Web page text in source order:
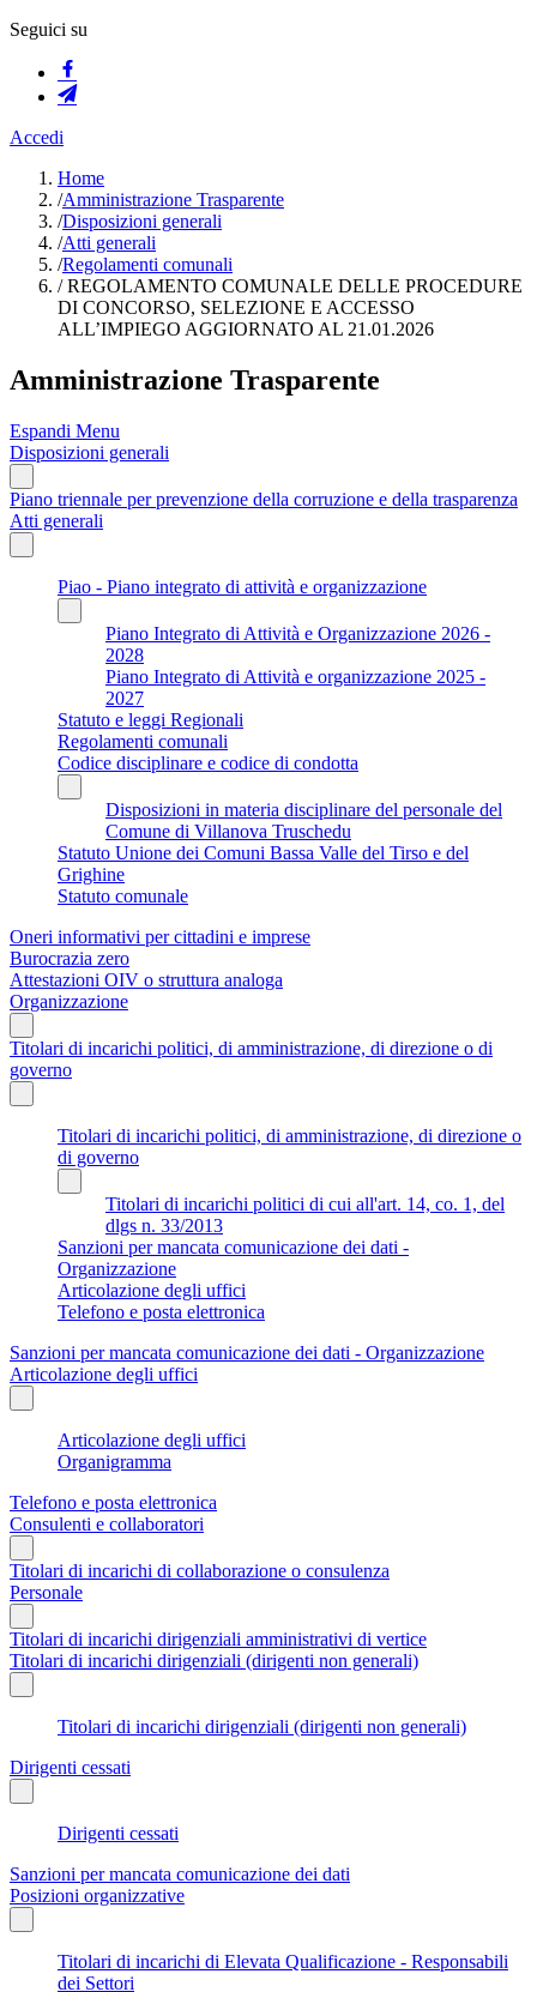
Seguici su
Accedi
Home
/Amministrazione Trasparente
/Disposizioni generali
/Atti generali
/Regolamenti comunali
/REGOLAMENTO COMUNALE DELLE PROCEDURE
DI CONCORSO, SELEZIONE E ACCESSO
ALL’IMPIEGO AGGIORNATO AL 21.01.2026
Amministrazione Trasparente
Espandi Menu
Disposizioni generali
Piano triennale per prevenzione della corruzione e della trasparenza
Atti generali
Piao - Piano integrato di attività e organizzazione
Piano Integrato di Attività e Organizzazione 2026 -
2028
Piano Integrato di Attività e organizzazione 2025 -
2027
Statuto e leggi Regionali
Regolamenti comunali
Codice disciplinare e codice di condotta
Disposizioni in materia disciplinare del personale del
Comune di Villanova Truschedu
Statuto Unione dei Comuni Bassa Valle del Tirso e del
Grighine
Statuto comunale
Oneri informativi per cittadini e imprese
Burocrazia zero
Attestazioni OIV o struttura analoga
Organizzazione
Titolari di incarichi politici, di amministrazione, di direzione o di
governo
Titolari di incarichi politici, di amministrazione, di direzione o
di governo
Titolari di incarichi politici di cui all'art. 14, co. 1, del
dlgs n. 33/2013
Sanzioni per mancata comunicazione dei dati -
Organizzazione
Articolazione degli uffici
Telefono e posta elettronica
Sanzioni per mancata comunicazione dei dati - Organizzazione
Articolazione degli uffici
Articolazione degli uffici
Organigramma
Telefono e posta elettronica
Consulenti e collaboratori
Titolari di incarichi di collaborazione o consulenza
Personale
Titolari di incarichi dirigenziali amministrativi di vertice
Titolari di incarichi dirigenziali (dirigenti non generali)
Titolari di incarichi dirigenziali (dirigenti non generali)
Dirigenti cessati
Dirigenti cessati
Sanzioni per mancata comunicazione dei dati
Posizioni organizzative
Titolari di incarichi di Elevata Qualificazione - Responsabili
dei Settori